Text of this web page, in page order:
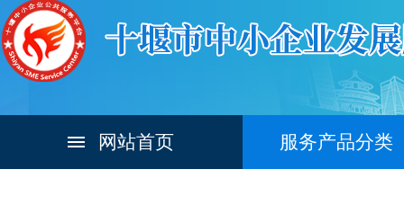
网站首页 服务产品分类